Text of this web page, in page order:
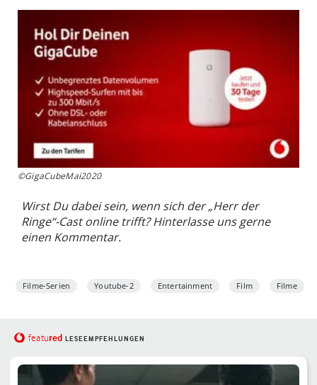
©GigaCubeMai2020
Wirst Du dabei sein, wenn sich der „Herr der
Ringe“-Cast online trifft? Hinterlasse uns gerne
einen Kommentar.
Filme-Serien Youtube-2 Entertainment Film Filme
featured LESEEMPFEHLUNGEN